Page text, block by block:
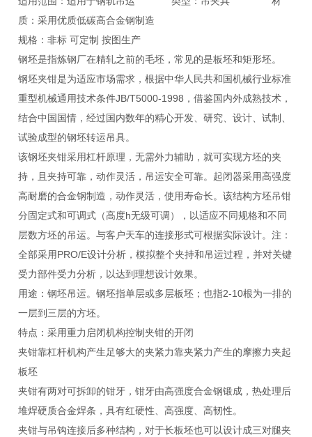
质：采用优质低碳高合金钢制造
规格：非标 可定制 按图生产
钢坯是指炼钢厂在精轧之前的毛坯，常见的是板坯和矩形坯。
钢坯夹钳是为适应市场需求，根据中华人民共和国机械行业标准
重型机械通用技术条件JB/T5000-1998，借鉴国内外成熟技术，
结合中国国情，经过国内数年的精心开发、研究、设计、试制、
试验成型的钢坯转运吊具。
该钢坯夹钳采用杠杆原理，无需外力辅助，就可实现方坯的夹
持，且夹持可靠，动作灵活，吊运安全可靠。起闭器采用高强度
高耐磨的合金钢制造，动作灵活，使用寿命长。该结构方坯吊钳
分固定式和可调式（高度h无级可调），以适应不同规格和不同
层数方坯的吊运。与客户天车的连接形式可根据实际设计。注：
全部采用PRO/E设计分析，模拟整个夹持和吊运过程，并对关键
受力部件受力分析，以达到理想设计效果。
用途：钢坯吊运。钢坯指单层或多层板坯；也指2-10根为一排的
一层到三层的方坯。
特点：采用重力启闭机构控制夹钳的开闭
夹钳靠杠杆机构产生足够大的夹紧力靠夹紧力产生的摩擦力夹起
板坯
夹钳有两对可拆卸的钳牙，钳牙由高强度合金钢锻成，热处理后
堆焊硬质合金焊条，具有红硬性、高强度、高韧性。
夹钳与吊钩连接后多种结构，对于长板坯也可以设计成三对腿夹